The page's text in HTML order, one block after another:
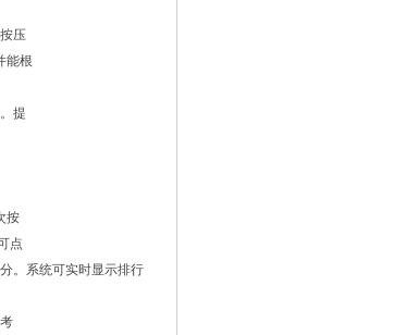
压
能根
提
按
点
。系统可实时显示排行